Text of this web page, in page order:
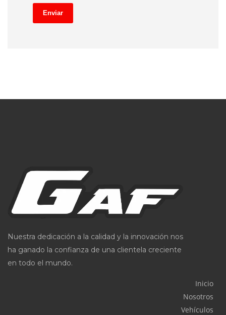
Enviar
Nuestra dedicación a la calidad y la innovación nos
ha ganado la confianza de una clientela creciente
en todo el mundo.
Inicio
Nosotros
Vehículos